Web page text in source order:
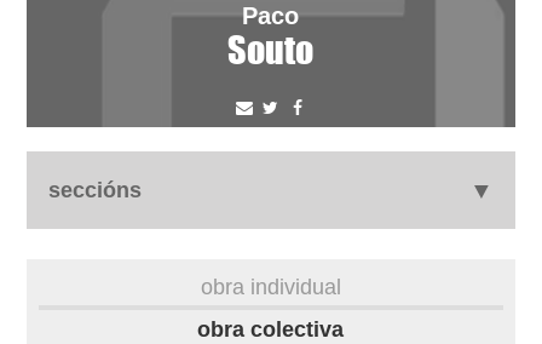
Paco
Souto
seccións
obra individual
obra colectiva